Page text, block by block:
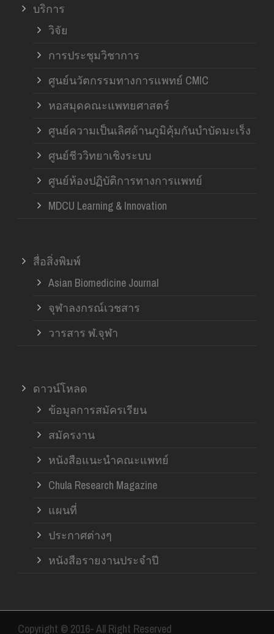
บริการ
วิจัย
การประชุมวิชาการ
ศูนย์นวัตกรรมทางการแพทย์ CMIC
หอสมุดคณะแพทยศาสตร์
ศูนย์ความเป็นเลิศด้านภูมิคุ้มกันบำบัดมะเร็ง
ศูนย์ชีววิทยาเชิงระบบ
ศูนย์ห้องปฏิบัติการทางการแพทย์
MDCU Learning & Innovation
สื่อสิ่งพิมพ์
Asian Biomedicine Journal
จุฬาลงกรณ์เวชสาร
วารสาร ฬ.จุฬา
ดาวน์โหลด
ข้อมูลการสมัครเรียน
สมัครงาน
หนังสือแนะนำคณะแพทย์
Chula Research Magazine
แผนที่
ประกาศต่างๆ
หนังสือรายงานประจำปี
Copyright © 2016- All Right Reserved